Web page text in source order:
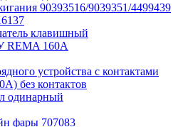
90393516/9039351/4499439
клавишный
REMA 160А
устройства с контактами
без контактов
одинарный
фары 707083